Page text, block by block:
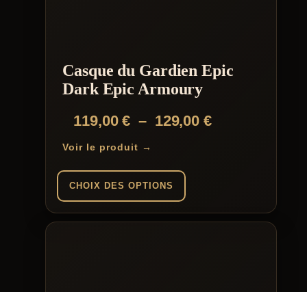
Casque du Gardien Epic
Dark Epic Armoury
119,00€ – 129,00€Plage
129,00 €
Voir le produit →
CHOIX DES OPTIONS
produit